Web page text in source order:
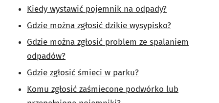
Kiedy wystawić pojemnik na odpady?
Gdzie można zgłosić dzikie wysypisko?
Gdzie można zgłosić problem ze spalaniem
odpadów?
Gdzie zgłosić śmieci w parku?
Komu zgłosić zaśmiecone podwórko lub